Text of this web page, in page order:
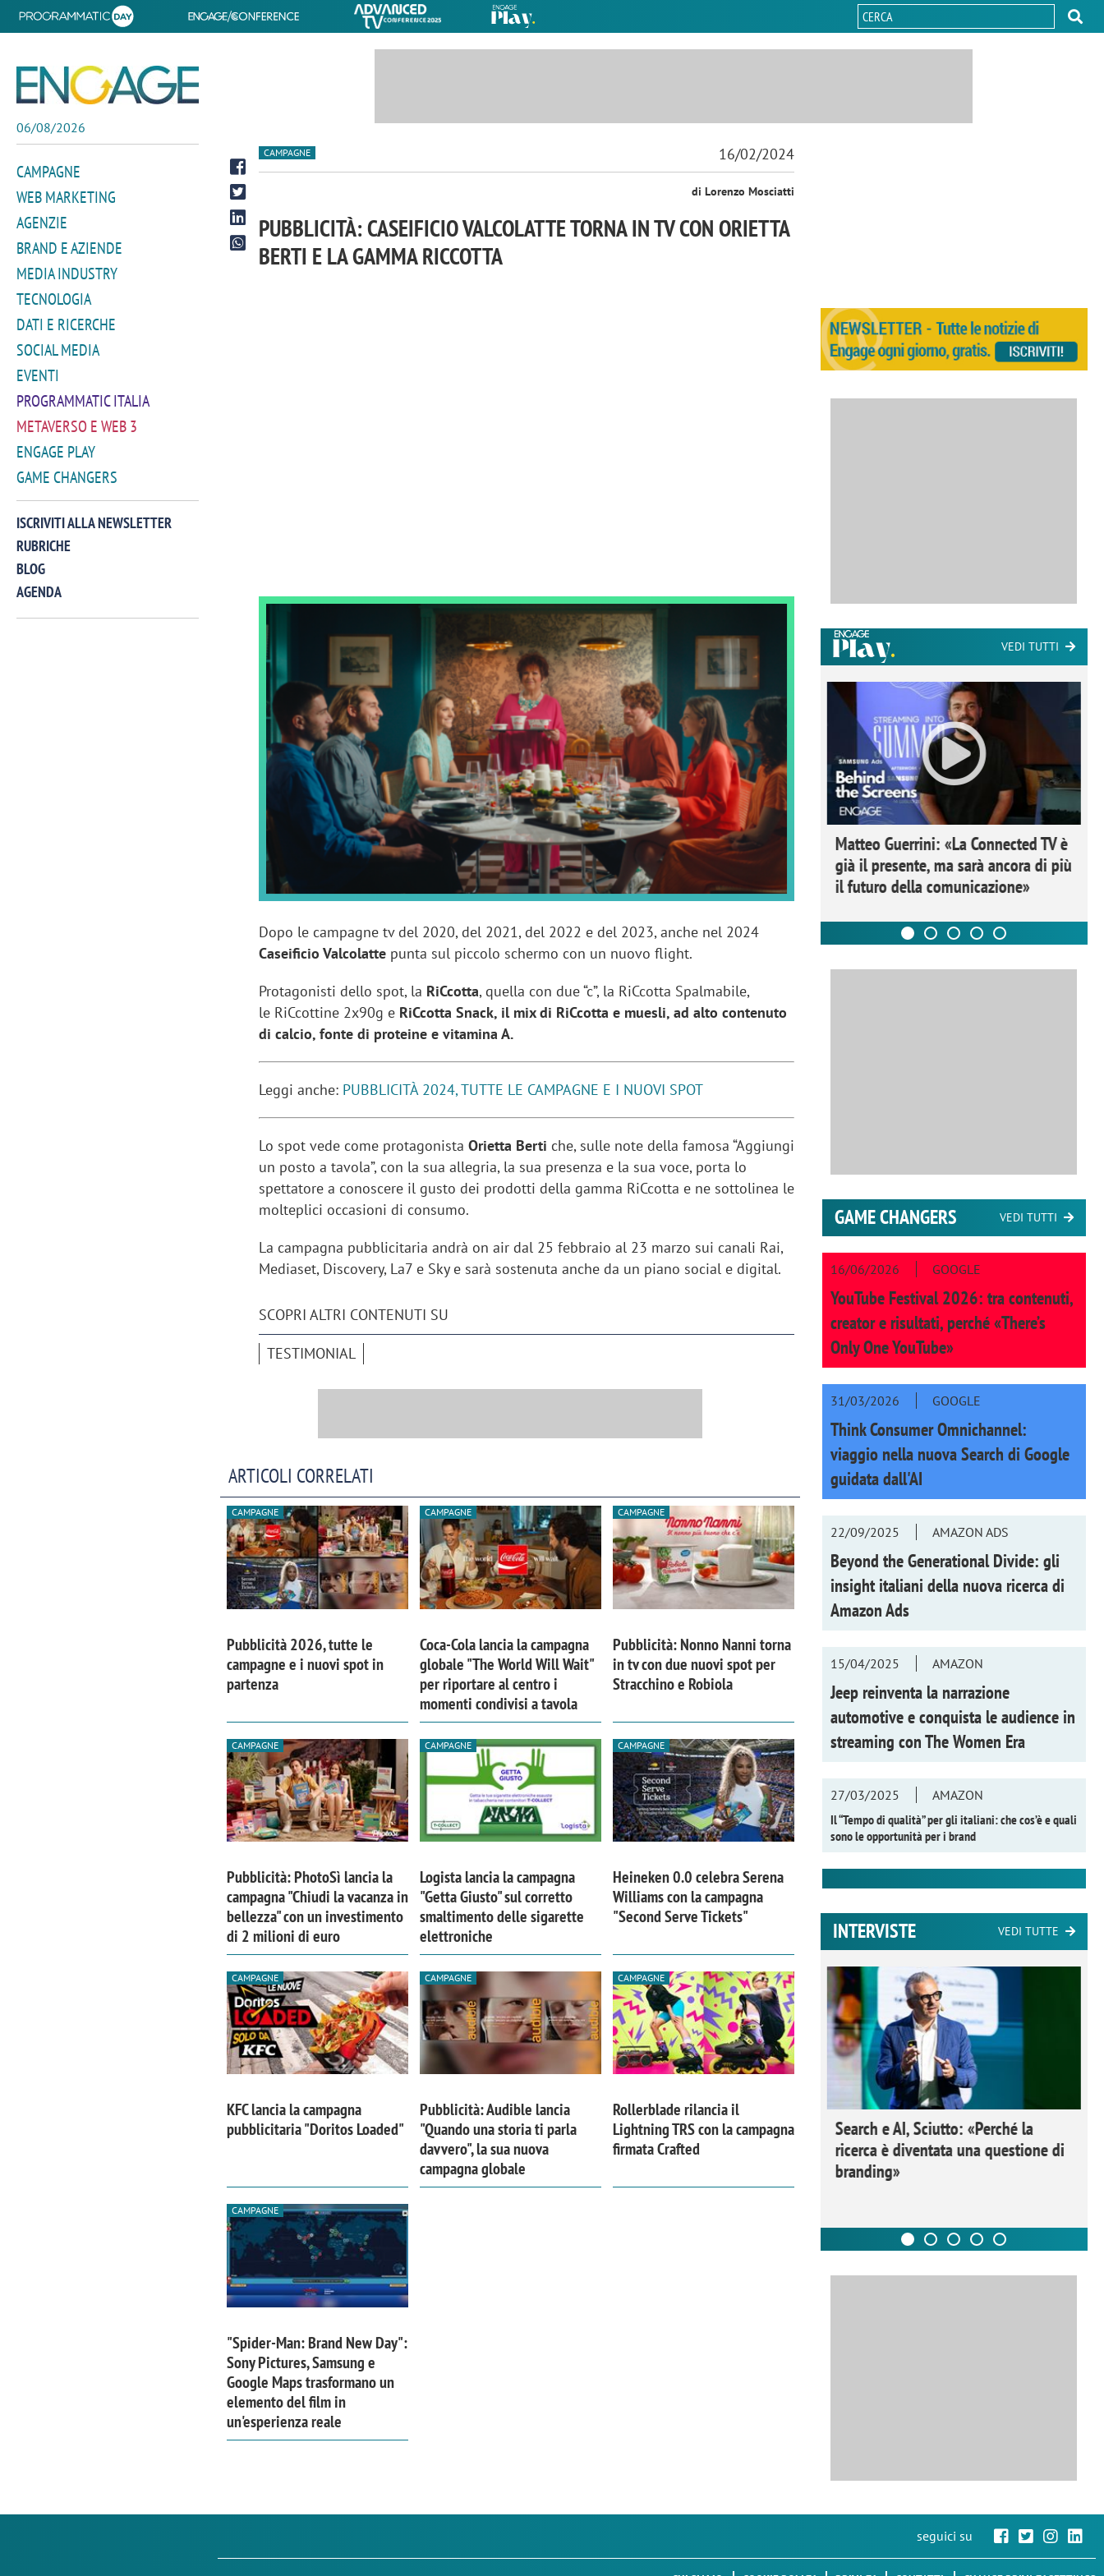
06/08/2026
CAMPAGNE
WEB MARKETING
AGENZIE
BRAND E AZIENDE
MEDIA INDUSTRY
TECNOLOGIA
DATI E RICERCHE
SOCIAL MEDIA
EVENTI
PROGRAMMATIC ITALIA
METAVERSO E WEB 3
ENGAGE PLAY
GAME CHANGERS
ISCRIVITI ALLA NEWSLETTER
RUBRICHE
BLOG
AGENDA
CAMPAGNE 16/02/2024
di Lorenzo Mosciatti
PUBBLICITÀ: CASEIFICIO VALCOLATTE TORNA IN TV CON ORIETTA
BERTI E LA GAMMA RICCOTTA
Dopo le campagne tv del 2020, del 2021, del 2022 e del 2023, anche nel 2024
Caseificio Valcolatte punta sul piccolo schermo con un nuovo flight.
Protagonisti dello spot, la RiCcotta, quella con due “c”, la RiCcotta Spalmabile,
le RiCcottine 2x90g e RiCcotta Snack, il mix di RiCcotta e muesli, ad alto contenuto
di calcio, fonte di proteine e vitamina A.
Leggi anche: PUBBLICITÀ 2024, TUTTE LE CAMPAGNE E I NUOVI SPOT
Lo spot vede come protagonistaOrietta Berti che, sulle note della famosa “Aggiungi
un posto a tavola”, con la sua allegria, la sua presenza e la sua voce, porta lo
spettatore a conoscere il gusto dei prodotti della gamma RiCcotta e ne sottolinea le
molteplici occasioni di consumo.
La campagna pubblicitaria andrà on air dal 25 febbraio al 23 marzo sui canali Rai,
Mediaset, Discovery, La7 e Sky e sarà sostenuta anche da un piano social e digital.
SCOPRI ALTRI CONTENUTI SU
TESTIMONIAL
ARTICOLI CORRELATI
CAMPAGNE
Pubblicità 2026, tutte le
campagne e i nuovi spot in
partenza
CAMPAGNE
Coca-Cola lancia la campagna
globale "The World Will Wait"
per riportare al centro i
momenti condivisi a tavola
CAMPAGNE
Pubblicità: Nonno Nanni torna
in tv con due nuovi spot per
Stracchino e Robiola
CAMPAGNE
Pubblicità: PhotoSì lancia la
campagna "Chiudi la vacanza in
bellezza" con un investimento
di 2 milioni di euro
CAMPAGNE
Logista lancia la campagna
"Getta Giusto" sul corretto
smaltimento delle sigarette
elettroniche
CAMPAGNE
Heineken 0.0 celebra Serena
Williams con la campagna
"Second Serve Tickets"
CAMPAGNE
KFC lancia la campagna
pubblicitaria "Doritos Loaded"
CAMPAGNE
Pubblicità: Audible lancia
"Quando una storia ti parla
davvero", la sua nuova
campagna globale
CAMPAGNE
Rollerblade rilancia il
Lightning TRS con la campagna
firmata Crafted
CAMPAGNE
"Spider-Man: Brand New Day":
Sony Pictures, Samsung e
Google Maps trasformano un
elemento del film in
un'esperienza reale
VEDI TUTTI
Manassero, Samsung Ads: «Con Total
Perez, Samsung Ads: «L'Italia è un
mercato strategico e continuerà a
Networking agli eventi: come la
startup Kicè punta a eliminare lo
"spreco di relazioni"
Matteo Guerrini: «La Connected TV è
già il presente, ma sarà ancora di più
il futuro della comunicazione»
GAME CHANGERS VEDI TUTTI
16/06/2026 GOOGLE
YouTube Festival 2026: tra contenuti,
creator e risultati, perché «There’s
Only One YouTube»
31/03/2026 GOOGLE
Think Consumer Omnichannel:
viaggio nella nuova Search di Google
guidata dall'AI
22/09/2025 AMAZON ADS
Beyond the Generational Divide: gli
insight italiani della nuova ricerca di
Amazon Ads
15/04/2025 AMAZON
Jeep reinventa la narrazione
automotive e conquista le audience in
streaming conThe Women Era
27/03/2025
AMAZON
Il “Tempo di qualità” per gli italiani: che cos’è e quali
sono le opportunità per i brand
INTERVISTE VEDI TUTTE
Emanuele Viora di Deloitte Digital:
«La creatività resta centrale, l’AI deve
amplificare il talento»
Ricerche di mercato. Neri, Ipsos
Doxa: «Non basta più descrivere i
tradurli in azioni»
Search e AI, Sciutto: «Perché la
ricerca è diventata una questione di
branding»
seguici su